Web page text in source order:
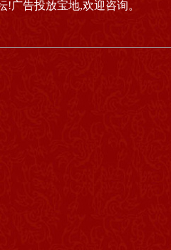
!广告投放宝地,欢迎咨询。